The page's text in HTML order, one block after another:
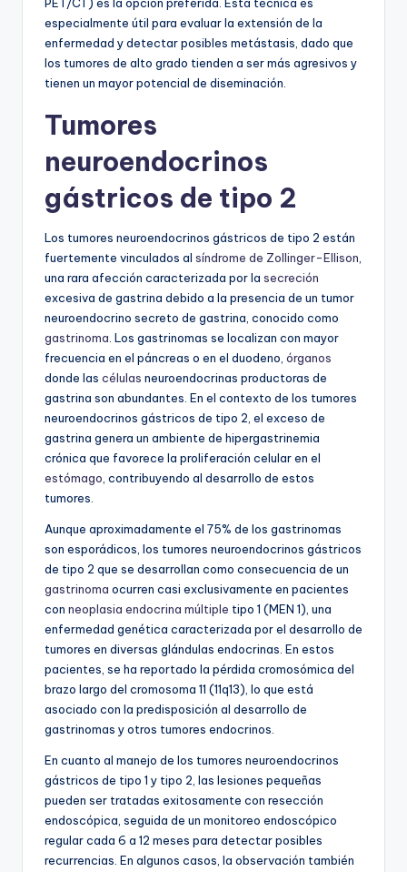
PET/CT) es la opción preferida. Esta técnica es
especialmente útil para evaluar la extensión de la
enfermedad y detectar posibles metástasis, dado que
los tumores de alto grado tienden a ser más agresivos y
tienen un mayor potencial de diseminación.
Tumores
neuroendocrinos
gástricos de tipo 2
Los tumores neuroendocrinos gástricos de tipo 2 están
fuertemente vinculados al síndrome de Zollinger-Ellison,
una rara afección caracterizada por la secreción
excesiva de gastrina debido a la presencia de un tumor
neuroendocrino secreto de gastrina, conocido como
gastrinoma. Los gastrinomas se localizan con mayor
frecuencia en el páncreas o en el duodeno, órganos
donde las células neuroendocrinas productoras de
gastrina son abundantes. En el contexto de los tumores
neuroendocrinos gástricos de tipo 2, el exceso de
gastrina genera un ambiente de hipergastrinemia
crónica que favorece la proliferación celular en el
estómago, contribuyendo al desarrollo de estos
tumores.
Aunque aproximadamente el 75% de los gastrinomas
son esporádicos, los tumores neuroendocrinos gástricos
de tipo 2 que se desarrollan como consecuencia de un
gastrinoma ocurren casi exclusivamente en pacientes
con neoplasia endocrina múltiple tipo 1 (MEN 1), una
enfermedad genética caracterizada por el desarrollo de
tumores en diversas glándulas endocrinas. En estos
pacientes, se ha reportado la pérdida cromosómica del
brazo largo del cromosoma 11 (11q13), lo que está
asociado con la predisposición al desarrollo de
gastrinomas y otros tumores endocrinos.
En cuanto al manejo de los tumores neuroendocrinos
gástricos de tipo 1 y tipo 2, las lesiones pequeñas
pueden ser tratadas exitosamente con resección
endoscópica, seguida de un monitoreo endoscópico
regular cada 6 a 12 meses para detectar posibles
recurrencias. En algunos casos, la observación también